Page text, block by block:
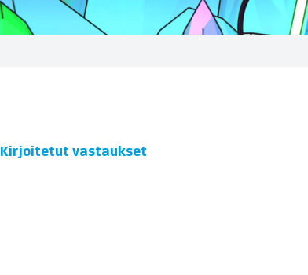
Kirjoitetut vastaukset